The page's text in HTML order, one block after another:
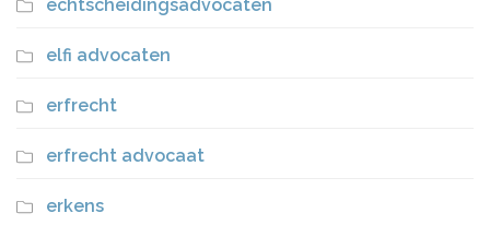
echtscheidingsadvocaten
elfi advocaten
erfrecht
erfrecht advocaat
erkens